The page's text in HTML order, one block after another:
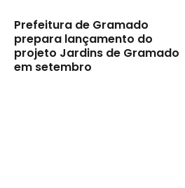
Prefeitura de Gramado
prepara lançamento do
projeto Jardins de Gramado
em setembro